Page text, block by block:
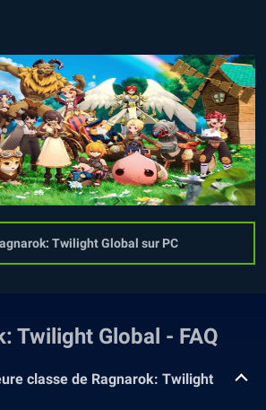
Twilight Global sur PC
Twilight Global - FAQ
classe de Ragnarok: Twilight